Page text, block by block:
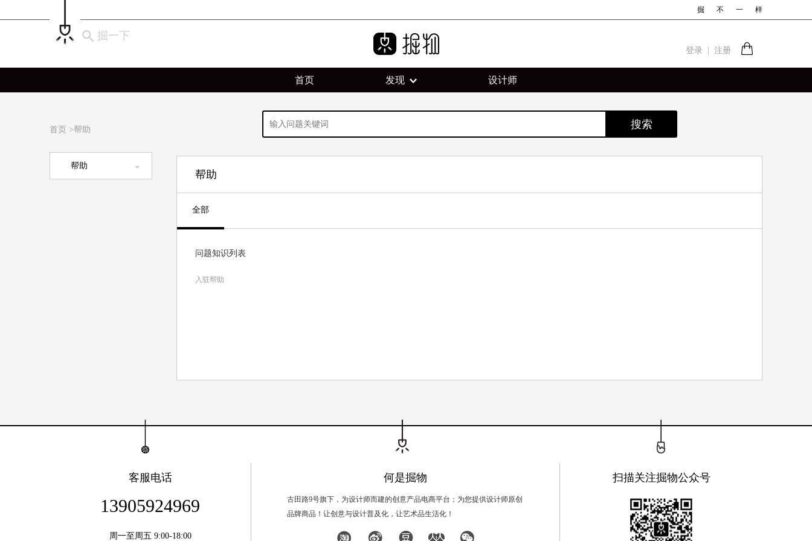
掘一下
掘 不 一 样
登录 注册
首页 发现 设计师
首页 >帮助
帮助
帮助
全部
问题知识列表
入驻帮助
客服电话
13905924969
周一至周五 9:00-18:00
何是掘物
古田路9号旗下，为设计师而建的创意产品电商平台；为您提供设计师原创
品牌商品！让创意与设计普及化，让艺术品生活化！
扫描关注掘物公众号